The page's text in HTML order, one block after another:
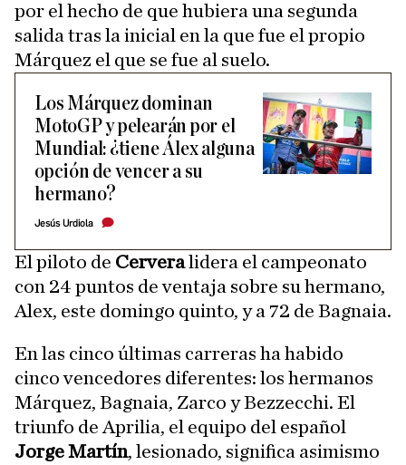
por el hecho de que hubiera una segunda
salida tras la inicial en la que fue el propio
Márquez el que se fue al suelo.
Los Márquez dominan
MotoGP y pelearán por el
Mundial: ¿tiene Álex alguna
opción de vencer a su
hermano?
Jesús Urdiola
El piloto de Cerveralidera el campeonato
con 24 puntos de ventaja sobre su hermano,
Alex, este domingo quinto, y a 72 de Bagnaia.
En las cinco últimas carreras ha habido
cinco vencedores diferentes: los hermanos
Márquez, Bagnaia, Zarco y Bezzecchi. El
triunfo de Aprilia, el equipo del español
Jorge Martín, lesionado, significa asimismo